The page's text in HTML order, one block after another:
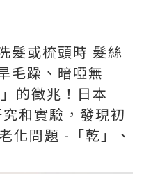
髮或梳頭時 髮絲
毛躁、暗啞無
的徵兆！日本
和實驗，發現初
化問題 -「乾」、